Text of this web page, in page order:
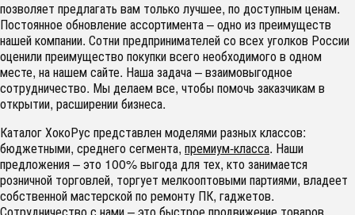
позволяет предлагать вам только лучшее, по доступным ценам.
Постоянное обновление ассортимента – одно из преимуществ
нашей компании. Сотни предпринимателей со всех уголков России
оценили преимущество покупки всего необходимого в одном
месте, на нашем сайте. Наша задача – взаимовыгодное
сотрудничество. Мы делаем все, чтобы помочь заказчикам в
открытии, расширении бизнеса.
Каталог ХокоРус представлен моделями разных классов:
бюджетными, среднего сегмента, премиум-класса. Наши
предложения – это 100% выгода для тех, кто занимается
розничной торговлей, торгует мелкооптовыми партиями, владеет
собственной мастерской по ремонту ПК, гаджетов.